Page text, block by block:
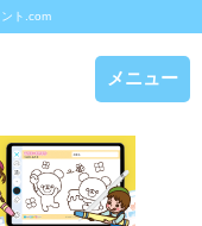
ト.com
メニュー